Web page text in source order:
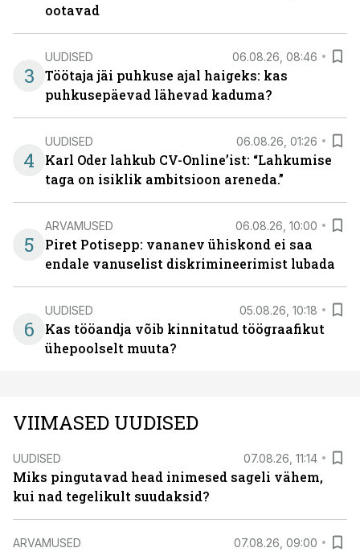
ootavad
3
UUDISED 06.08.26, 08:46
Töötaja jäi puhkuse ajal haigeks: kas
puhkusepäevad lähevad kaduma?
4
UUDISED 06.08.26, 01:26
Karl Oder lahkub CV-Online’ist: “Lahkumise
taga on isiklik ambitsioon areneda.”
5
ARVAMUSED 06.08.26, 10:00
Piret Potisepp: vananev ühiskond ei saa
endale vanuselist diskrimineerimist lubada
6
UUDISED 05.08.26, 10:18
Kas tööandja võib kinnitatud töögraafikut
ühepoolselt muuta?
VIIMASED UUDISED
UUDISED 07.08.26, 11:14
Miks pingutavad head inimesed sageli vähem,
kui nad tegelikult suudaksid?
ARVAMUSED 07.08.26, 09:00